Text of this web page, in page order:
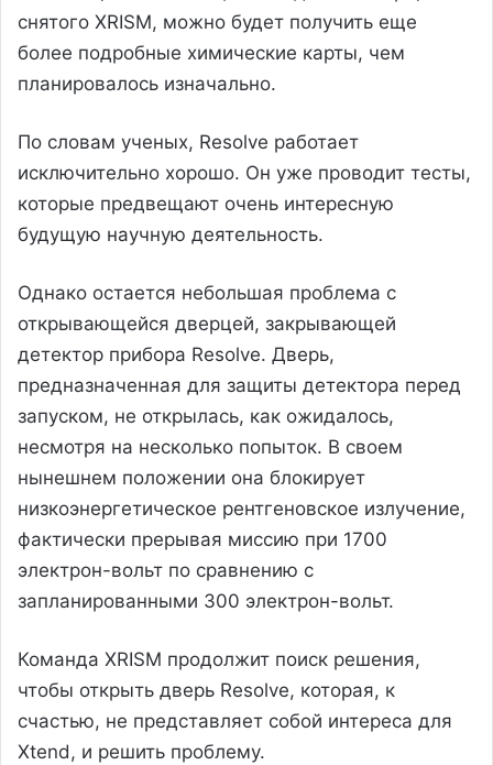
снятого XRISM, можно будет получить еще
более подробные химические карты, чем
планировалось изначально.
По словам ученых, Resolve работает
исключительно хорошо. Он уже проводит тесты,
которые предвещают очень интересную
будущую научную деятельность.
Однако остается небольшая проблема с
открывающейся дверцей, закрывающей
детектор прибора Resolve. Дверь,
предназначенная для защиты детектора перед
запуском, не открылась, как ожидалось,
несмотря на несколько попыток. В своем
нынешнем положении она блокирует
низкоэнергетическое рентгеновское излучение,
фактически прерывая миссию при 1700
электрон-вольт по сравнению с
запланированными 300 электрон-вольт.
Команда XRISM продолжит поиск решения,
чтобы открыть дверь Resolve, которая, к
счастью, не представляет собой интереса для
Xtend, и решить проблему.